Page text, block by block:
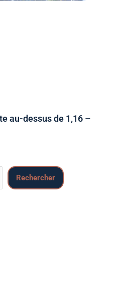
au-dessus de 1,16 –
Rechercher